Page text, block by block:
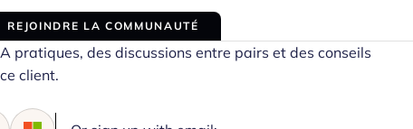
REJOINDRE LA COMMUNAUTÉ
pratiques, des discussions entre pairs et des conseils
client.